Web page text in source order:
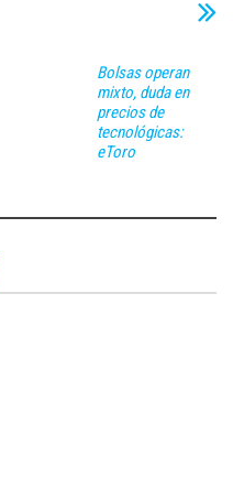
Bolsas operan
mixto, duda en
precios de
tecnológicas:
eToro